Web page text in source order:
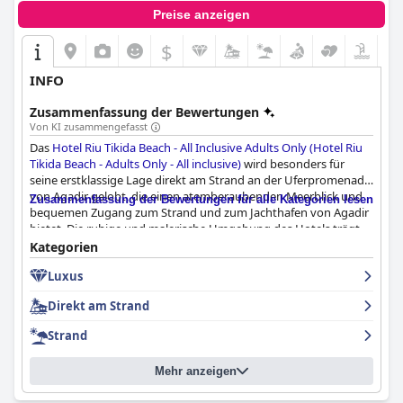
Preise anzeigen
$
INFO
Zusammenfassung der Bewertungen
Von KI zusammengefasst
Das Hotel Riu Tikida Beach - All Inclusive Adults Only (Hotel Riu
Tikida Beach - Adults Only - All inclusive)wird besonders für
seine erstklassige Lage direkt am Strand an der Uferpromenade
von Agadir gelobt, die einen atemberaubenden Meerblick und
bequemen Zugang zum Strand und zum Jachthafen von Agadir
bietet. Die ruhige und malerische Umgebung des Hotels trägt
wesentlich zu seiner Attraktivität für einen entspannten Urlaub
nur für Erwachsene bei.
Einrichtungen des Hotels, insbesondere das charmante Riad-
ähnliche Ambiente und die sauberen, gepflegten
Gemeinschaftsbereiche. Das Frühstücksbuffet zeichnet sich
durch seine große Vielfalt aus, die unterschiedliche
Ernährungsbedürfnisse berücksichtigt. Zu den Highlights
gehören frisch gepresster Orangensaft und marokkanische
Zusammenfassung der Bewertungen für alle Kategorien lesen
Kategorien
Luxus
Direkt am Strand
Strand
Mehr anzeigen